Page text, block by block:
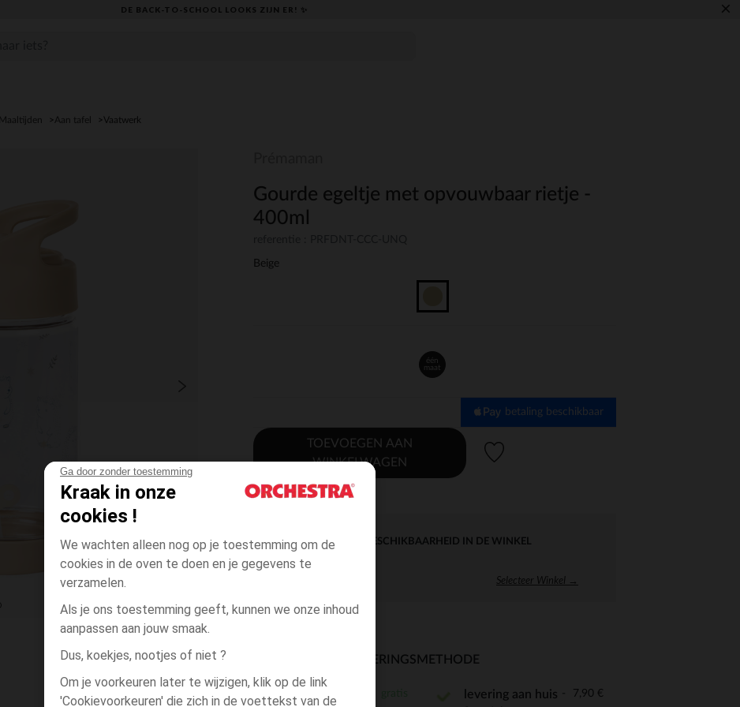
Ga door zonder toestemming
Kraak in onze
cookies !
We wachten alleen nog op je toestemming om de
cookies in de oven te doen en je gegevens te
verzamelen.
Als je ons toestemming geeft, kunnen we onze inhoud
aanpassen aan jouw smaak.
Dus, koekjes, nootjes of niet ?
Om je voorkeuren later te wijzigen, klik op de link
'Cookievoorkeuren' die zich in de voettekst van de
DE BACK-TO-SCHOOL LOOKS ZIJN ER! ✨ ×
Maaltijden Aan tafel Vaatwerk
Gourde egeltje met opvouwbaar rietje -
400ml
Beige
één
maat
betaling beschikbaar
TOEVOEGEN AAN
WINKELWAGEN
DIRECTE BESCHIKBAARHEID IN DE WINKEL
Selecteer Winkel →
BESCHIKBAARE LEVERINGSMETHODE
winkel levering levering aan huis 7,90 €